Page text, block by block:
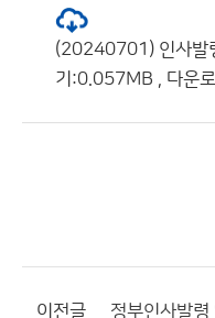
(20240701) 인사발
기:0.057MB , 다운
이전글 정부인사발